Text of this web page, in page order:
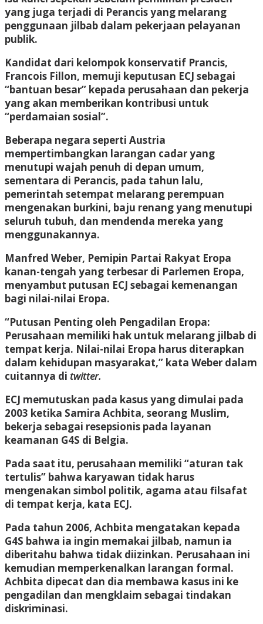
yang juga terjadi di Perancis yang melarang
penggunaan jilbab dalam pekerjaan pelayanan
publik.
Kandidat dari kelompok konservatif Prancis,
Francois Fillon, memuji keputusan ECJ sebagai
“bantuan besar” kepada perusahaan dan pekerja
yang akan memberikan kontribusi untuk
“perdamaian sosial”.
Beberapa negara seperti Austria
mempertimbangkan larangan cadar yang
menutupi wajah penuh di depan umum,
sementara di Perancis, pada tahun lalu,
pemerintah setempat melarang perempuan
mengenakan burkini, baju renang yang menutupi
seluruh tubuh, dan mendenda mereka yang
menggunakannya.
Manfred Weber, Pemipin Partai Rakyat Eropa
kanan-tengah yang terbesar di Parlemen Eropa,
menyambut putusan ECJ sebagai kemenangan
bagi nilai-nilai Eropa.
“Putusan Penting oleh Pengadilan Eropa:
Perusahaan memiliki hak untuk melarang jilbab di
tempat kerja. Nilai-nilai Eropa harus diterapkan
dalam kehidupan masyarakat,” kata Weber dalam
cuitannya di twitter.
ECJ memutuskan pada kasus yang dimulai pada
2003 ketika Samira Achbita, seorang Muslim,
bekerja sebagai resepsionis pada layanan
keamanan G4S di Belgia.
Pada saat itu, perusahaan memiliki “aturan tak
tertulis” bahwa karyawan tidak harus
mengenakan simbol politik, agama atau filsafat
di tempat kerja, kata ECJ.
Pada tahun 2006, Achbita mengatakan kepada
G4S bahwa ia ingin memakai jilbab, namun ia
diberitahu bahwa tidak diizinkan. Perusahaan ini
kemudian memperkenalkan larangan formal.
Achbita dipecat dan dia membawa kasus ini ke
pengadilan dan mengklaim sebagai tindakan
diskriminasi.